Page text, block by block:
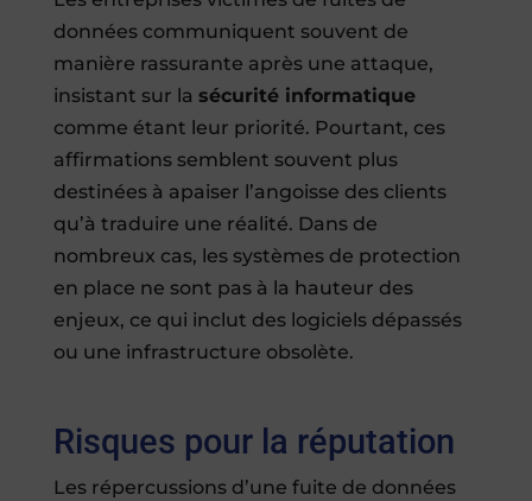
données communiquent souvent de
manière rassurante après une attaque,
insistant sur la sécurité informatique
comme étant leur priorité. Pourtant, ces
affirmations semblent souvent plus
destinées à apaiser l’angoisse des clients
qu’à traduire une réalité. Dans de
nombreux cas, les systèmes de protection
en place ne sont pas à la hauteur des
enjeux, ce qui inclut des logiciels dépassés
ou une infrastructure obsolète.
Risques pour la réputation
Les répercussions d’une fuite de données